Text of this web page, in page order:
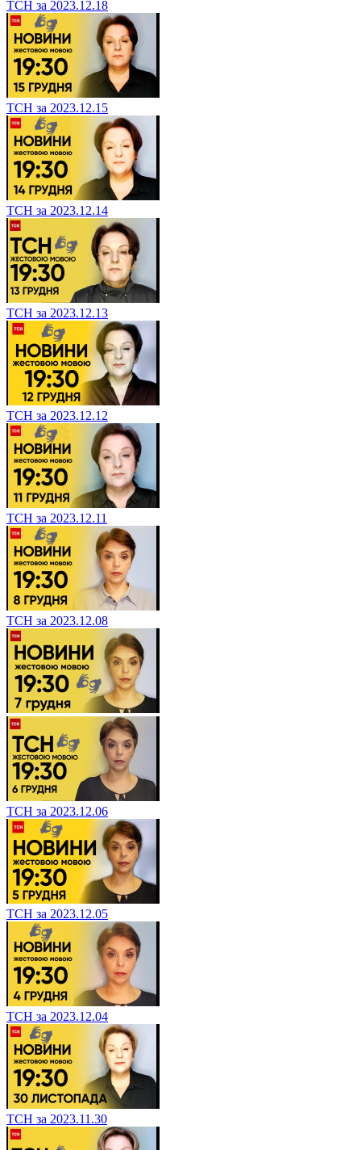
ТСН за 2023.12.18
ТСН за 2023.12.15
ТСН за 2023.12.14
ТСН за 2023.12.13
ТСН за 2023.12.12
ТСН за 2023.12.11
ТСН за 2023.12.08
ТСН за 2023.12.06
ТСН за 2023.12.05
ТСН за 2023.12.04
ТСН за 2023.11.30